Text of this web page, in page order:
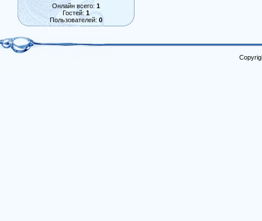
Онлайн всего: 1
Гостей: 1
Пользователей: 0